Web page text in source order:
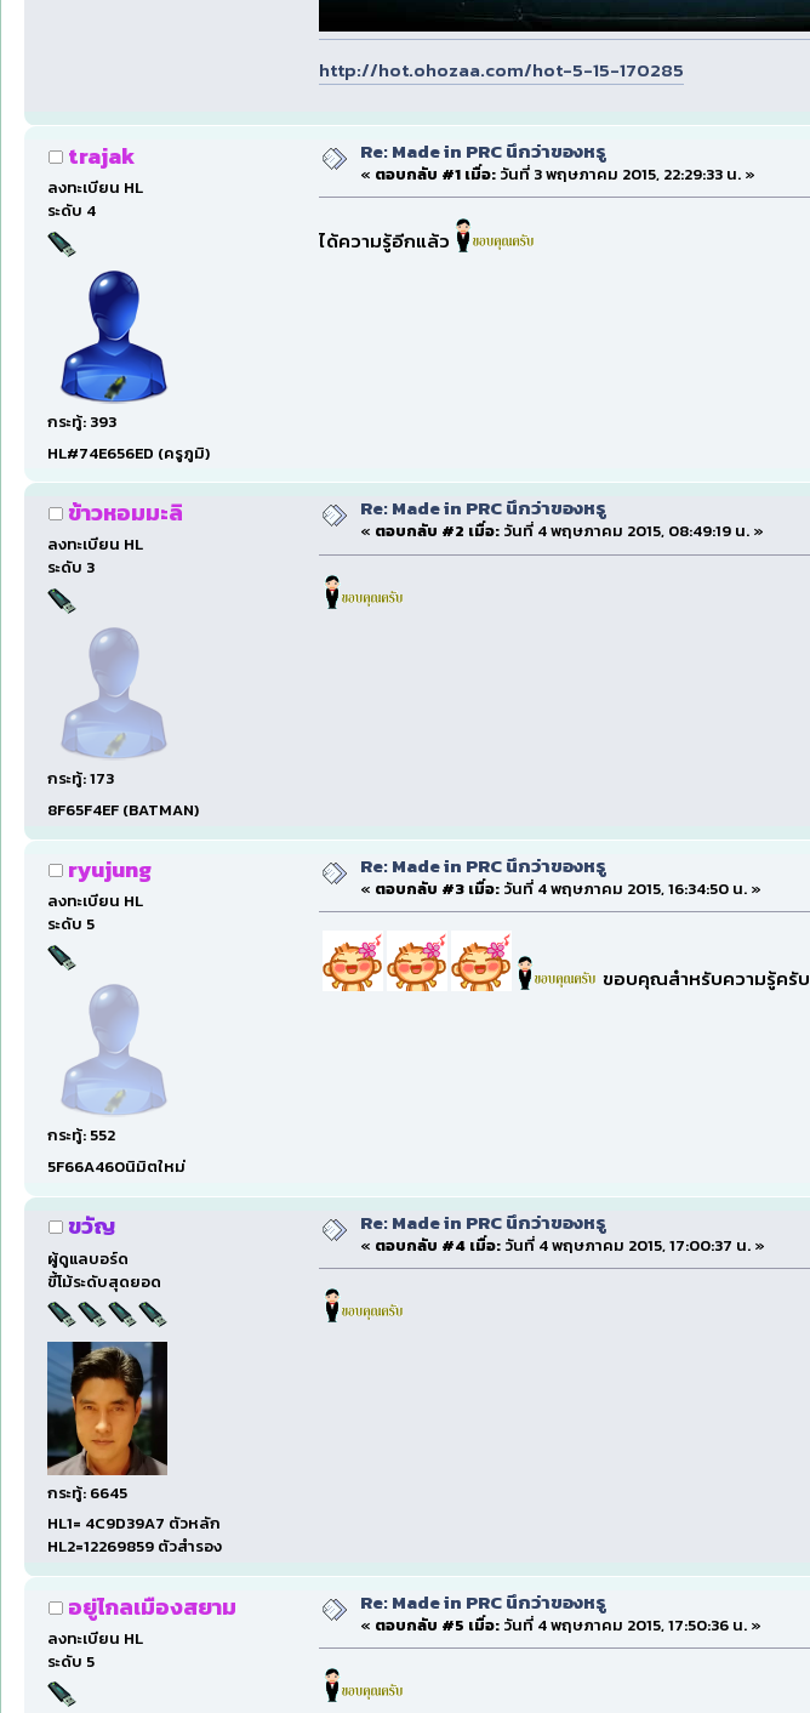
http://hot.ohozaa.com/hot-5-15-170285
trajak
ลงทะเบียน HL
ระดับ 4
กระทู้: 393
HL#74E656ED (ครูภูมิ)
Re: Made in PRC นึกว่าของหรู
« ตอบกลับ #1 เมื่อ:วันที่ 3 พฤษภาคม 2015, 22:29:33 น. »
ได้ความรู้อีกแล้ว
ข้าวหอมมะลิ
ลงทะเบียน HL
ระดับ 3
กระทู้: 173
8F65F4EF (BATMAN)
Re: Made in PRC นึกว่าของหรู
« ตอบกลับ #2 เมื่อ:วันที่ 4 พฤษภาคม 2015, 08:49:19 น. »
ryujung
ลงทะเบียน HL
ระดับ 5
กระทู้: 552
5F66A460นิมิตใหม่
Re: Made in PRC นึกว่าของหรู
« ตอบกลับ #3 เมื่อ:วันที่ 4 พฤษภาคม 2015, 16:34:50 น. »
ขอบคุณสำหรับความรู้ครับ
ขวัญ
ผู้ดูแลบอร์ด
ขี้โม้ระดับสุดยอด
กระทู้: 6645
HL1= 4C9D39A7 ตัวหลัก
HL2=12269859 ตัวสำรอง
Re: Made in PRC นึกว่าของหรู
« ตอบกลับ #4 เมื่อ:วันที่ 4 พฤษภาคม 2015, 17:00:37 น. »
อยู่ไกลเมืองสยาม
ลงทะเบียน HL
ระดับ 5
Re: Made in PRC นึกว่าของหรู
« ตอบกลับ #5 เมื่อ:วันที่ 4 พฤษภาคม 2015, 17:50:36 น. »